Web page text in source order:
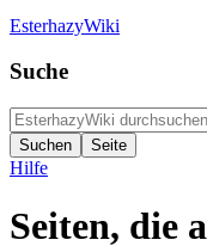
EsterhazyWiki
Suche
Hilfe
Seiten, die